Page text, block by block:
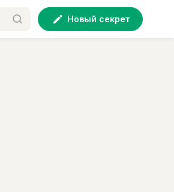
Новый секрет